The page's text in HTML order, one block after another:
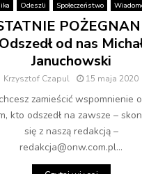
Odeszli Społeczeństwo
Odszedł od nas
Januchowski
Krzysztof Czapul 15 maja 2020
zamieścić wspomnienie
kto odszedł na zawsze –
się z naszą redakcją –
redakcja@onw.com.pl...